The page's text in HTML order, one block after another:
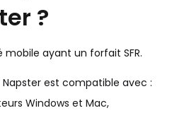
?
mobile ayant un forfait SFR.
Napster est compatible avec :
Windows et Mac,